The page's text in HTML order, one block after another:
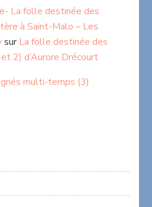
La folle destinée des
à Saint-Malo – Les
surLa folle destinée des
2) d’Aurore Drécourt
multi-temps (3)